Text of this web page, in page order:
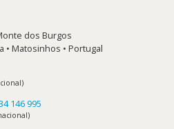
dos Burgos
• Matosinhos • Portugal
146 995